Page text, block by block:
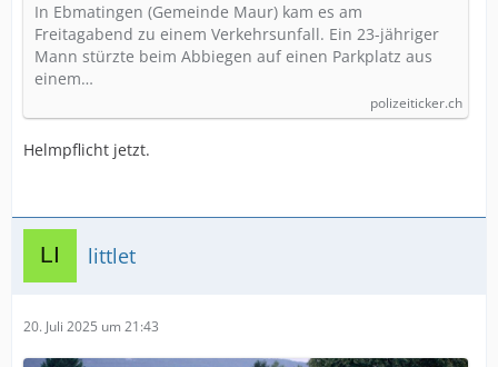
In Ebmatingen (Gemeinde Maur) kam es am
Freitagabend zu einem Verkehrsunfall. Ein 23-jähriger
Mann stürzte beim Abbiegen auf einen Parkplatz aus
einem…
polizeiticker.ch
Helmpflicht jetzt.
littlet
20. Juli 2025 um 21:43